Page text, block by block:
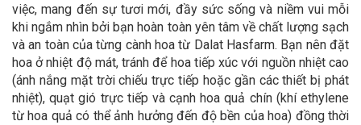
việc, mang đến sự tươi mới, đầy sức sống và niềm vui mỗi
khi ngắm nhìn bởi bạn hoàn toàn yên tâm về chất lượng sạch
và an toàn của từng cành hoa từ Dalat Hasfarm. Bạn nên đặt
hoa ở nhiệt độ mát, tránh để hoa tiếp xúc với nguồn nhiệt cao
(ánh nắng mặt trời chiếu trực tiếp hoặc gần các thiết bị phát
nhiệt), quạt gió trực tiếp và cạnh hoa quả chín (khí ethylene
từ hoa quả có thể ảnh hưởng đến độ bền của hoa) đồng thời